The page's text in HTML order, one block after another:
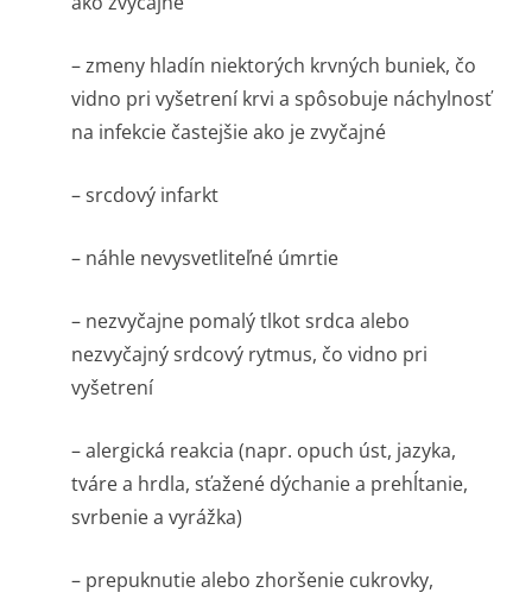
– zmeny hladín niektorých krvných buniek, čo
vidno pri vyšetrení krvi a spôsobuje náchylnosť
na infekcie častejšie ako je zvyčajné
– srcdový infarkt
– náhle nevysvetliteľné úmrtie
– nezvyčajne pomalý tlkot srdca alebo
nezvyčajný srdcový rytmus, čo vidno pri
vyšetrení
– alergická reakcia (napr. opuch úst, jazyka,
tváre a hrdla, sťažené dýchanie a prehĺtanie,
svrbenie a vyrážka)
– prepuknutie alebo zhoršenie cukrovky,